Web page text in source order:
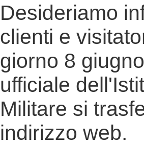
Desideriamo
clienti e
giorno 8
ufficiale
Militare si
indirizzo web.